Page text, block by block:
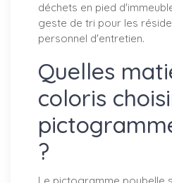
déchets en pied
geste de tri pour les
personnel d'entretien.
Quelles
coloris
?